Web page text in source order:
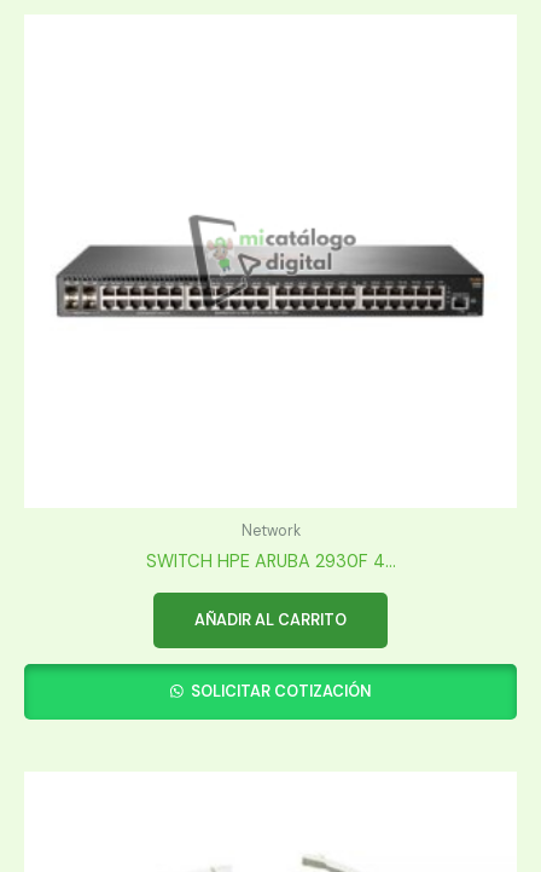
Network
SWITCH HPE ARUBA 2930F 4...
AÑADIR AL CARRITO
SOLICITAR COTIZACIÓN